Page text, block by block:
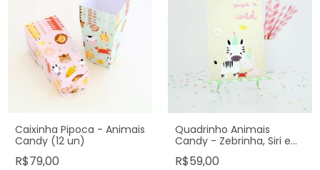
Caixinha Pipoca - Animais
Candy (12 un)
R$79,00
Quadrinho Animais
Candy - Zebrinha, Siri e
Porquinho
R$59,00